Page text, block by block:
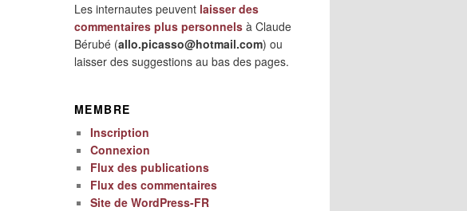
Les internautes peuvent laisser des
commentaires plus personnels à Claude
Bérubé (allo.picasso@hotmail.com) ou
laisser des suggestions au bas des pages.
MEMBRE
Inscription
Connexion
Flux des publications
Flux des commentaires
Site de WordPress-FR